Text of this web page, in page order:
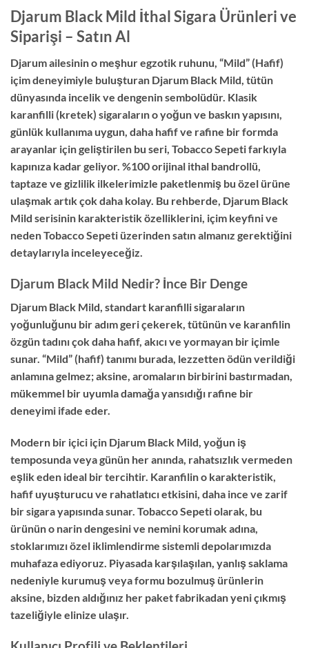
Djarum Black Mild İthal Sigara Ürünleri ve
Siparişi – Satın Al
Djarum ailesinin o meşhur egzotik ruhunu, “Mild” (Hafif)
içim deneyimiyle buluşturan Djarum Black Mild, tütün
dünyasında incelik ve dengenin sembolüdür. Klasik
karanfilli (kretek) sigaraların o yoğun ve baskın yapısını,
günlük kullanıma uygun, daha hafif ve rafine bir formda
arayanlar için geliştirilen bu seri, Tobacco Sepeti farkıyla
kapınıza kadar geliyor. %100 orijinal ithal bandrollü,
taptaze ve gizlilik ilkelerimizle paketlenmiş bu özel ürüne
ulaşmak artık çok daha kolay. Bu rehberde, Djarum Black
Mild serisinin karakteristik özelliklerini, içim keyfini ve
neden Tobacco Sepeti üzerinden satın almanız gerektiğini
detaylarıyla inceleyeceğiz.
Djarum Black Mild Nedir? İnce Bir Denge
Djarum Black Mild, standart karanfilli sigaraların
yoğunluğunu bir adım geri çekerek, tütünün ve karanfilin
özgün tadını çok daha hafif, akıcı ve yormayan bir içimle
sunar. “Mild” (hafif) tanımı burada, lezzetten ödün verildiği
anlamına gelmez; aksine, aromaların birbirini bastırmadan,
mükemmel bir uyumla damağa yansıdığı rafine bir
deneyimi ifade eder.
Modern bir içici için Djarum Black Mild, yoğun iş
temposunda veya günün her anında, rahatsızlık vermeden
eşlik eden ideal bir tercihtir. Karanfilin o karakteristik,
hafif uyuşturucu ve rahatlatıcı etkisini, daha ince ve zarif
bir sigara yapısında sunar. Tobacco Sepeti olarak, bu
ürünün o narin dengesini ve nemini korumak adına,
stoklarımızı özel iklimlendirme sistemli depolarımızda
muhafaza ediyoruz. Piyasada karşılaşılan, yanlış saklama
nedeniyle kurumuş veya formu bozulmuş ürünlerin
aksine, bizden aldığınız her paket fabrikadan yeni çıkmış
tazeliğiyle elinize ulaşır.